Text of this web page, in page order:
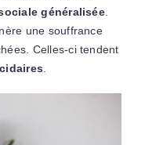
généralisée.
une souffrance
Celles-ci tendent